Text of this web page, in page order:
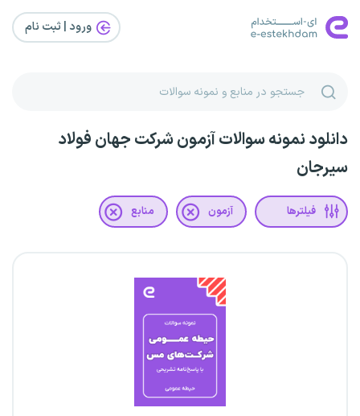
ورود | ثبت‌ نام
دانلود نمونه سوالات آزمون شرکت جهان فولاد
سیرجان
فیلترها آزمون منابع